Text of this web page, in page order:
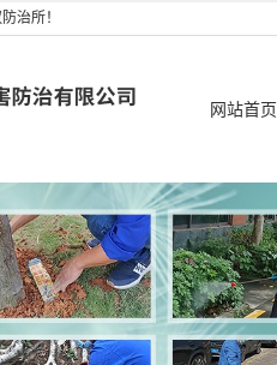
治所！
网站首页